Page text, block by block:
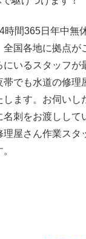
時間365日年中無
国各地に拠点が
いるスタッフが
でも水道の修理
します。お伺いし
刺をお渡しして
屋さん作業スタ